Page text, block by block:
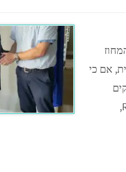
אם כי
מאוניברסיטת פיניקס בשנת 2007, קווינס הקים את Ron Q Business Solutions,